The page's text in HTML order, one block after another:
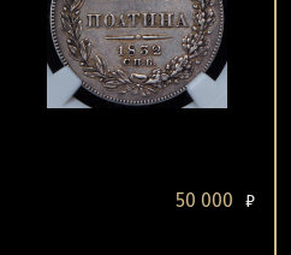
50 000 ₽